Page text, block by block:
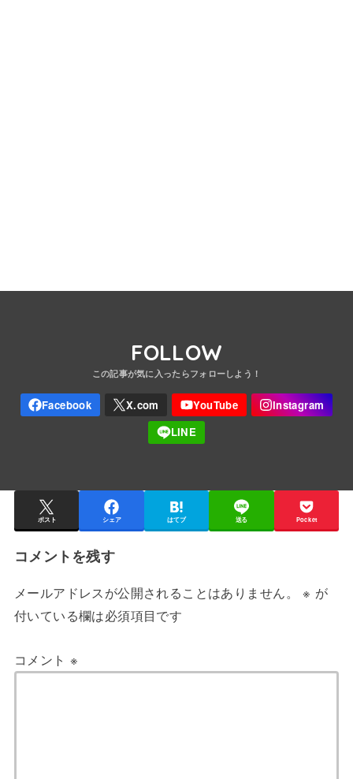
FOLLOW
ポスト シェア はてブ 送る Pocket
コメントを残す
メールアドレスが公開されることはありません。 ※ が
付いている欄は必須項目です
コメント ※